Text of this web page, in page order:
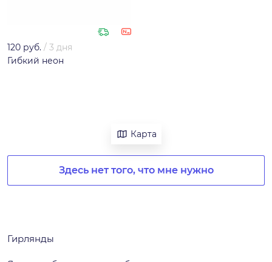
120 руб. / 3 дня
Гибкий неон
Карта
Здесь нет того, что мне нужно
Гирлянды